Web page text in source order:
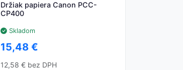
Držiak papiera Canon PCC-
CP400
Skladom
15,48 €
12,58 € bez DPH